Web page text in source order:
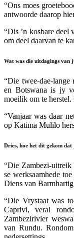
“Ons moes
antwoorde daarop
“Dis ’n kosbare deel
om deel daarvan te
Wat was die uitdagings van
“Die twee-dae-
en Botswana is jy
moeilik om te herstel.
“Vanjaar was daar
op Katima Mulilo
Dries, hoe het dit gekom
“Die Zambezi-
se werksaamhede
Diens van
“Die Vrystaat was
Caprivi, veral
Zambezirivier
van Rundu.